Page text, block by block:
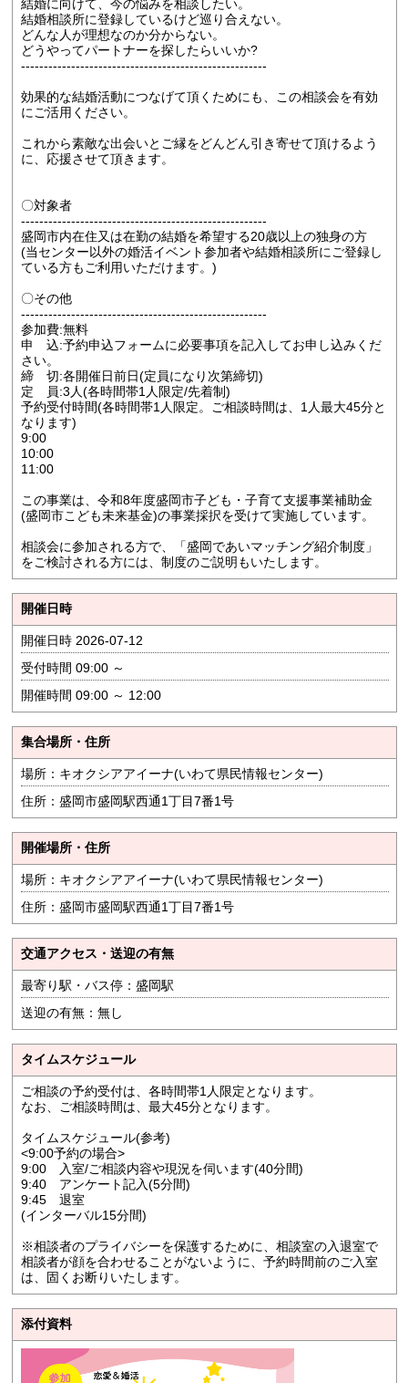
結婚に向けて、今の悩みを相談したい。
結婚相談所に登録しているけど巡り合えない。
どんな人が理想なのか分からない。
どうやってパートナーを探したらいいか?
------------------------------------------------------
効果的な結婚活動につなげて頂くためにも、この相談会を有効
にご活用ください。
これから素敵な出会いとご縁をどんどん引き寄せて頂けるよう
に、応援させて頂きます。
〇対象者
------------------------------------------------------
盛岡市内在住又は在勤の結婚を希望する20歳以上の独身の方
(当センター以外の婚活イベント参加者や結婚相談所にご登録し
ている方もご利用いただけます。)
〇その他
------------------------------------------------------
参加費:無料
申 込:予約申込フォームに必要事項を記入してお申し込みくだ
さい。
締 切:各開催日前日(定員になり次第締切)
定 員:3人(各時間帯1人限定/先着制)
予約受付時間(各時間帯1人限定。ご相談時間は、1人最大45分と
なります)
9:00
10:00
11:00
この事業は、令和8年度盛岡市子ども・子育て支援事業補助金
(盛岡市こども未来基金)の事業採択を受けて実施しています。
相談会に参加される方で、「盛岡であいマッチング紹介制度」
をご検討される方には、制度のご説明もいたします。
開催日時
開催日時 2026-07-12
受付時間 09:00 ～
開催時間 09:00 ～ 12:00
集合場所・住所
場所：キオクシアアイーナ(いわて県民情報センター)
住所：盛岡市盛岡駅西通1丁目7番1号
開催場所・住所
場所：キオクシアアイーナ(いわて県民情報センター)
住所：盛岡市盛岡駅西通1丁目7番1号
交通アクセス・送迎の有無
最寄り駅・バス停：盛岡駅
送迎の有無：無し
タイムスケジュール
ご相談の予約受付は、各時間帯1人限定となります。
なお、ご相談時間は、最大45分となります。
タイムスケジュール(参考)
<9:00予約の場合>
9:00 入室/ご相談内容や現況を伺います(40分間)
9:40 アンケート記入(5分間)
9:45 退室
(インターバル15分間)
※相談者のプライバシーを保護するために、相談室の入退室で
相談者が顔を合わせることがないように、予約時間前のご入室
は、固くお断りいたします。
添付資料